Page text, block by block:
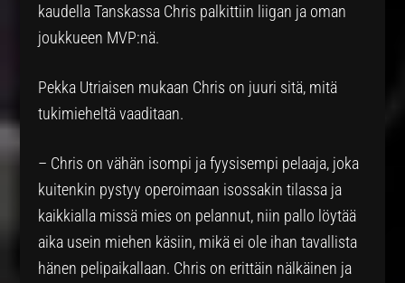
kaudella Tanskassa Chris palkittiin liigan ja oman
joukkueen MVP:nä.
Pekka Utriaisen mukaan Chris on juuri sitä, mitä
tukimieheltä vaaditaan.
– Chris on vähän isompi ja fyysisempi pelaaja, joka
kuitenkin pystyy operoimaan isossakin tilassa ja
kaikkialla missä mies on pelannut, niin pallo löytää
aika usein miehen käsiin, mikä ei ole ihan tavallista
hänen pelipaikallaan. Chris on erittäin nälkäinen ja